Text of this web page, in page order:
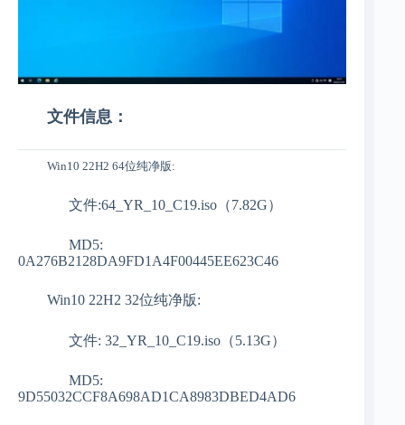
文件信息：
Win10 22H2 64位纯净版:
文件:64_YR_10_C19.iso（7.82G）
MD5:
0A276B2128DA9FD1A4F00445EE623C46
Win10 22H2 32位纯净版:
文件: 32_YR_10_C19.iso（5.13G）
MD5:
9D55032CCF8A698AD1CA8983DBED4AD6